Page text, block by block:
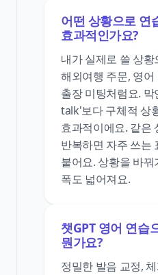
어떤 상황으로 연
효과적인가요?
내가 실제로 쓸 상
해외여행 주문, 영어
출장 미팅처럼요.
talk'보다 구체적 상
효과적이에요. 같은
반복하면 자주 쓰는
붙어요. 상황을 바
폭도 넓어져요.
챗GPT 영어 연습
뭔가요?
정밀한 발음 교정,